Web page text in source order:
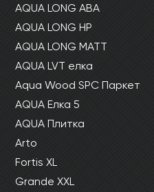
AQUA LONG ABA
AQUA LONG HP
AQUA LONG MATT
AQUA LVT елка
Aqua Wood SPC Паркет
AQUA Елка 5
AQUA Плитка
Arto
Fortis XL
Grande XXL